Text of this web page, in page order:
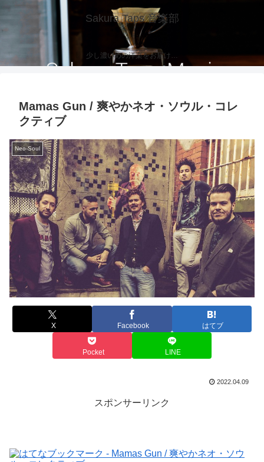
Sakura Taps 音楽部
少し濃いめの洋楽をお届け…
Mamas Gun / 爽やかネオ・ソウル・コレ
クティブ
Neo-Soul
X Facebook はてブ
Pocket LINE
2022.04.09
スポンサーリンク